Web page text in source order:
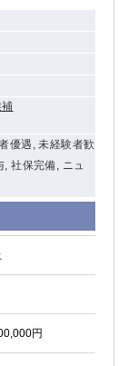
優遇, 未経験者歓
, 社保完備, ニュ
円